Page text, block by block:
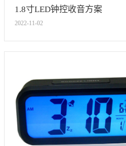
1.8寸LED钟控收音方案
2022-11-02